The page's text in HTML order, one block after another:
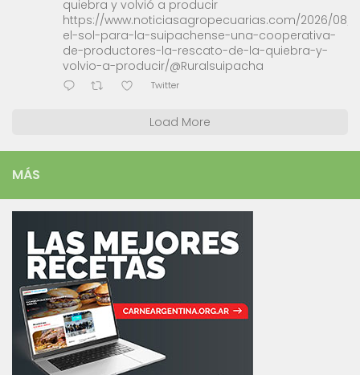
quiebra y volvió a producir
https://www.noticiasagropecuarias.com/2026/08/
el-sol-para-la-suipachense-una-cooperativa-
de-productores-la-rescato-de-la-quiebra-y-
volvio-a-producir/@Ruralsuipacha
Twitter
Load More
MÁS